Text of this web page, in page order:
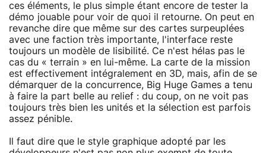
ces éléments, le plus simple étant encore de tester la
démo jouable pour voir de quoi il retourne. On peut en
revanche dire que même sur des cartes surpeuplées
avec une faction très importante, l'interface reste
toujours un modèle de lisibilité. Ce n'est hélas pas le
cas du « terrain » en lui-même. La carte de la mission
est effectivement intégralement en 3D, mais, afin de se
démarquer de la concurrence, Big Huge Games a tenu
à faire la part belle au relief : du coup, on ne voit pas
toujours très bien les unités et la sélection est parfois
assez pénible.
Il faut dire que le style graphique adopté par les